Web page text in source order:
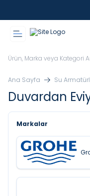
Ana Sayfa Su
Duvardan
Markalar